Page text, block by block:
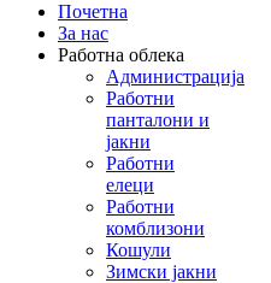
Почетна
За нас
Работна облека
Администрација
Работни
панталони и
јакни
Работни
елеци
Работни
комблизони
Кошули
Зимски јакни